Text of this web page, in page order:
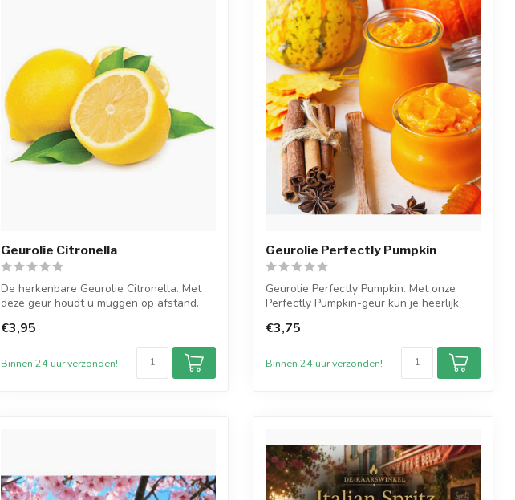
Geurolie Citronella
De herkenbare Geurolie Citronella. Met
deze geur houdt u muggen op afstand.
€3,95
Binnen 24 uur verzonden!
Geurolie Perfectly Pumpkin
Geurolie Perfectly Pumpkin. Met onze
Perfectly Pumpkin-geur kun je heerlijk
€3,75
Binnen 24 uur verzonden!